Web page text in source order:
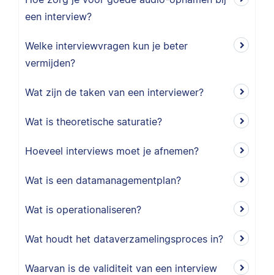
een interview?
Welke interviewvragen kun je beter
vermijden?
Wat zijn de taken van een interviewer?
Wat is theoretische saturatie?
Hoeveel interviews moet je afnemen?
Wat is een datamanagementplan?
Wat is operationaliseren?
Wat houdt het dataverzamelingsproces in?
Waarvan is de validiteit van een interview